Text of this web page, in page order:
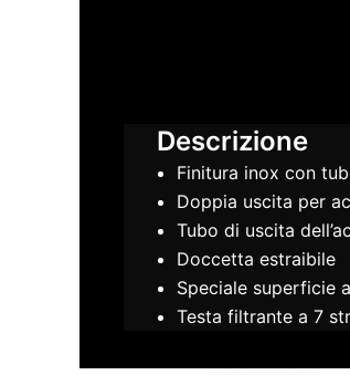
Descrizione
Finitura inox con
Doppia uscita per
Tubo di uscita
Doccetta estraibile
Speciale superficie
Testa filtrante a 7